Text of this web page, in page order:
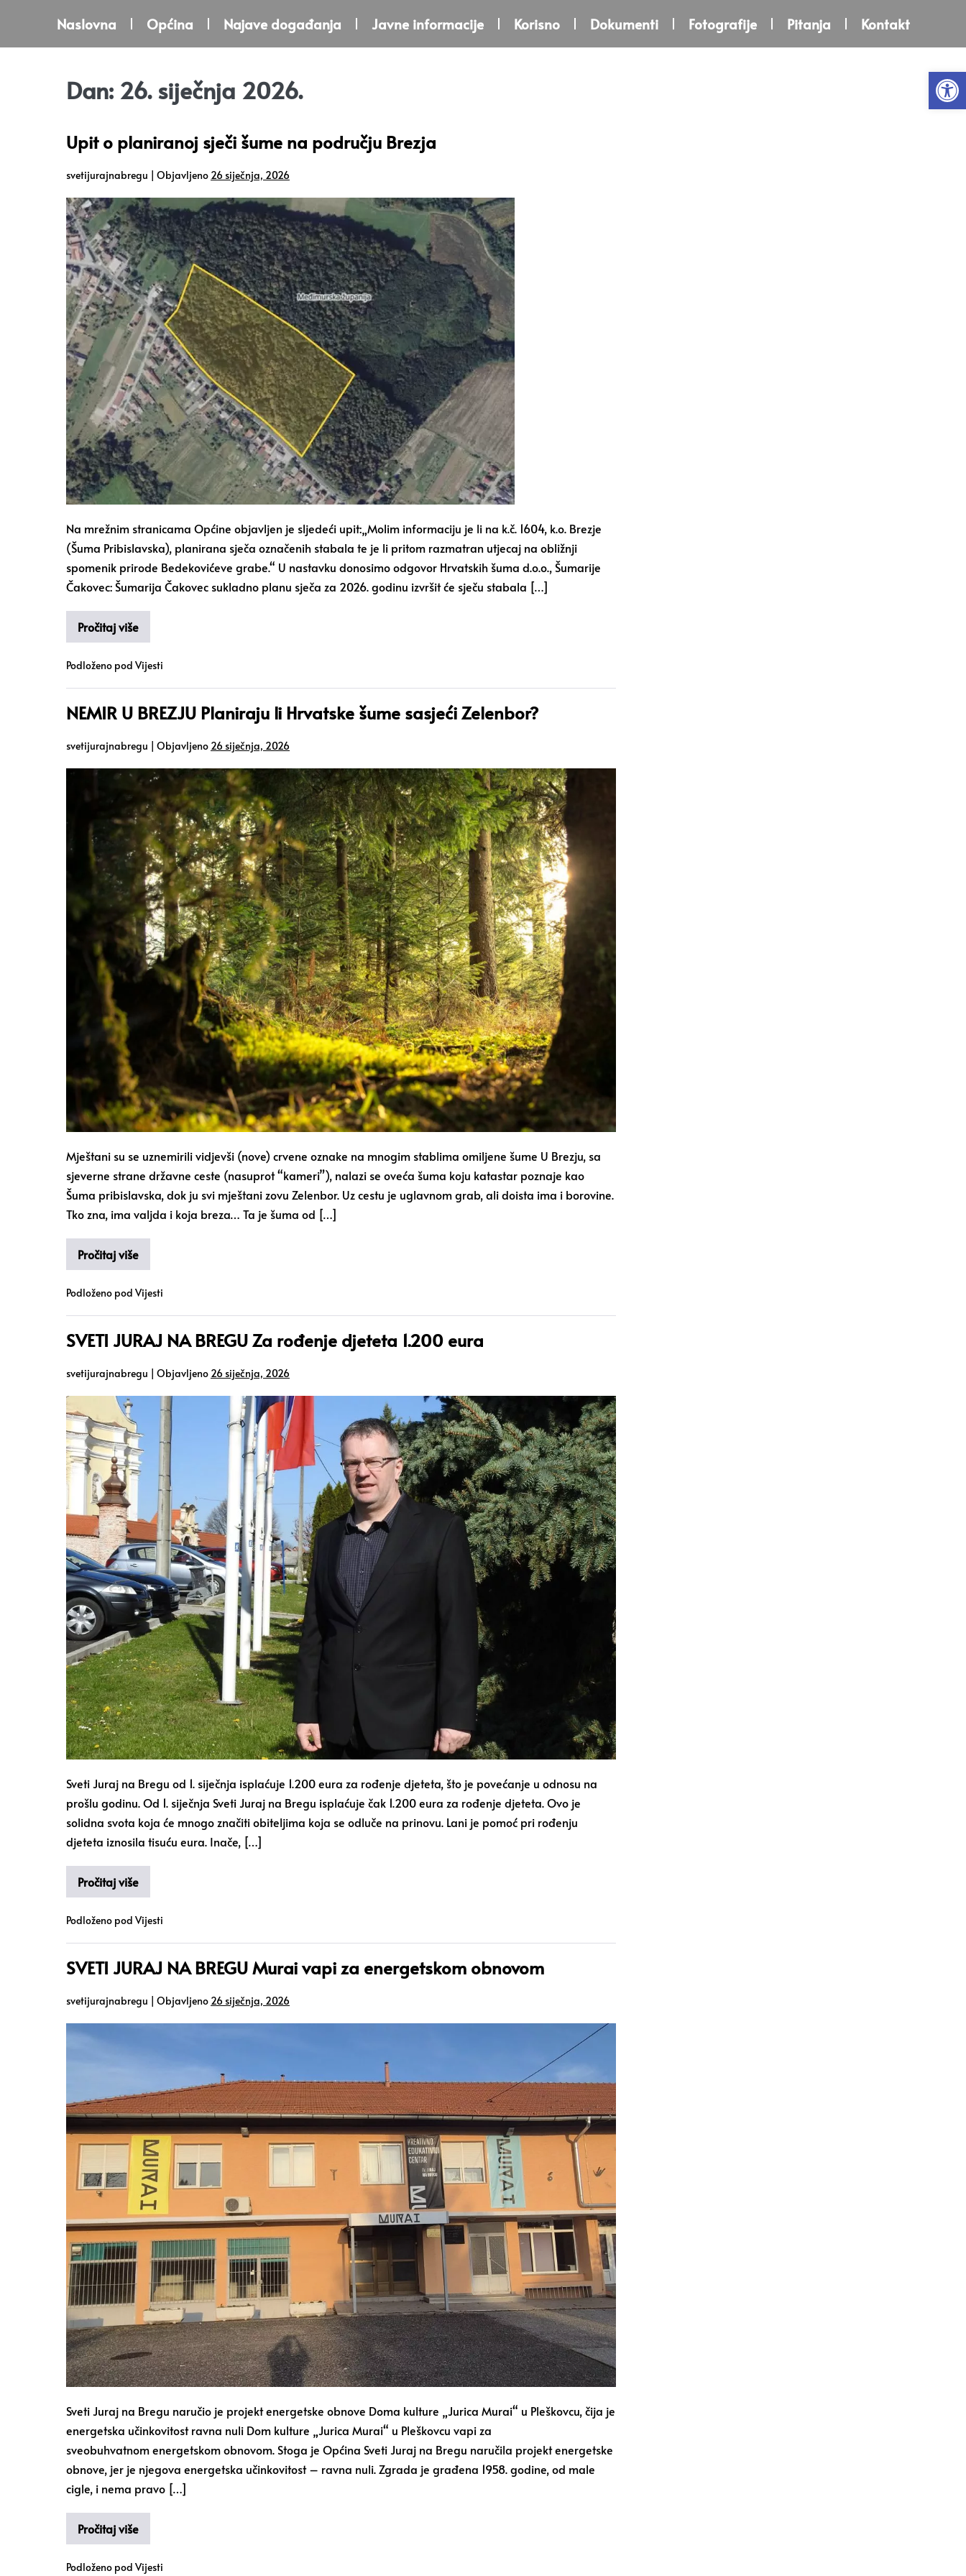
Naslovna Općina Najave događanja Javne informacije Korisno Dokumenti Fotografije Pitanja Kontakt
Dan: 26. siječnja 2026.
Upit o planiranoj sječi šume na području Brezja
svetijurajnabregu | Objavljeno 26 siječnja, 2026
Na mrežnim stranicama Općine objavljen je sljedeći upit:„Molim informaciju je li na k.č. 1604, k.o. Brezje
(Šuma Pribislavska), planirana sječa označenih stabala te je li pritom razmatran utjecaj na obližnji
spomenik prirode Bedekovićeve grabe.“ U nastavku donosimo odgovor Hrvatskih šuma d.o.o., Šumarije
Čakovec: Šumarija Čakovec sukladno planu sječa za 2026. godinu izvršit će sječu stabala […]
Pročitaj više
Podloženo pod Vijesti
NEMIR U BREZJU Planiraju li Hrvatske šume sasjeći Zelenbor?
svetijurajnabregu | Objavljeno 26 siječnja, 2026
Mještani su se uznemirili vidjevši (nove) crvene oznake na mnogim stablima omiljene šume U Brezju, sa
sjeverne strane državne ceste (nasuprot “kameri”), nalazi se oveća šuma koju katastar poznaje kao
Šuma pribislavska, dok ju svi mještani zovu Zelenbor. Uz cestu je uglavnom grab, ali doista ima i borovine.
Tko zna, ima valjda i koja breza… Ta je šuma od […]
Pročitaj više
Podloženo pod Vijesti
SVETI JURAJ NA BREGU Za rođenje djeteta 1.200 eura
svetijurajnabregu | Objavljeno 26 siječnja, 2026
Sveti Juraj na Bregu od 1. siječnja isplaćuje 1.200 eura za rođenje djeteta, što je povećanje u odnosu na
prošlu godinu. Od 1. siječnja Sveti Juraj na Bregu isplaćuje čak 1.200 eura za rođenje djeteta. Ovo je
solidna svota koja će mnogo značiti obiteljima koja se odluče na prinovu. Lani je pomoć pri rođenju
djeteta iznosila tisuću eura. Inače, […]
Pročitaj više
Podloženo pod Vijesti
SVETI JURAJ NA BREGU Murai vapi za energetskom obnovom
svetijurajnabregu Objavljeno 26 siječnja, 2026
Sveti Juraj na Bregu naručio je projekt energetske obnove Doma kulture „Jurica Murai“ u Pleškovcu, čija je
energetska učinkovitost ravna nuli Dom kulture „Jurica Murai“ u Pleškovcu vapi za
sveobuhvatnom energetskom obnovom. Stoga je Općina Sveti Juraj na Bregu naručila projekt energetske
obnove, jer je njegova energetska učinkovitost – ravna nuli. Zgrada je građena 1958. godine, od male
cigle, i nema pravo […]
Pročitaj više
Podloženo pod Vijesti